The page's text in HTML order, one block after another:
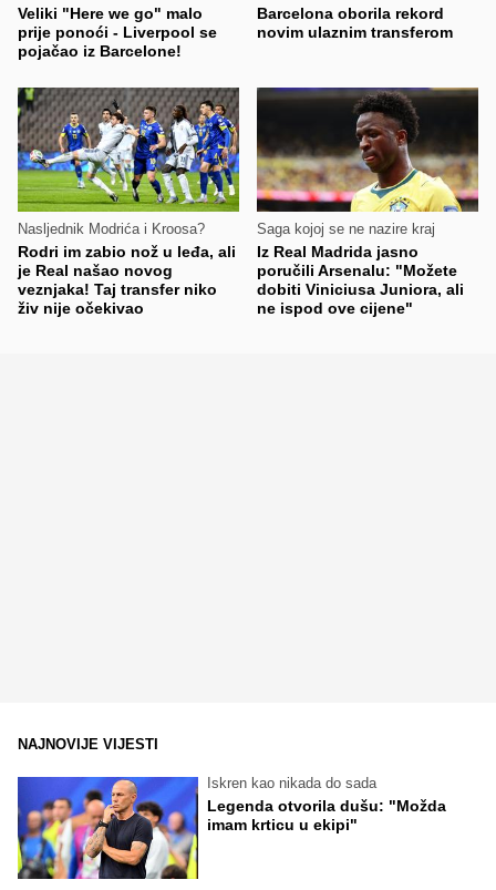
Veliki "Here we go" malo
prije ponoći - Liverpool se
pojačao iz Barcelone!
Barcelona oborila rekord
novim ulaznim transferom
Nasljednik Modrića i Kroosa?
Rodri im zabio nož u leđa, ali
je Real našao novog
veznjaka! Taj transfer niko
živ nije očekivao
Saga kojoj se ne nazire kraj
Iz Real Madrida jasno
poručili Arsenalu: "Možete
dobiti Viniciusa Juniora, ali
ne ispod ove cijene"
NAJNOVIJE VIJESTI
Iskren kao nikada do sada
Legenda otvorila dušu: "Možda
imam krticu u ekipi"